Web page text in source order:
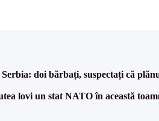
doi bărbați, suspectați că
lovi un stat NATO în această